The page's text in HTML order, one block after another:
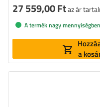
27 559,00 Ftaz ár
A termék nagy
a